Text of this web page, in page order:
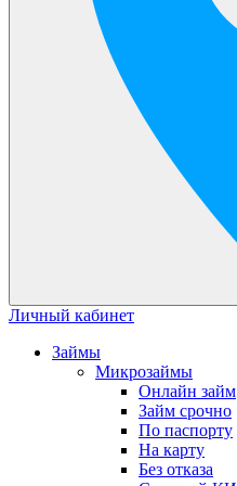
Личный кабинет
Займы
Микрозаймы
Онлайн займ
Займ срочно
По паспорту
На карту
Без отказа